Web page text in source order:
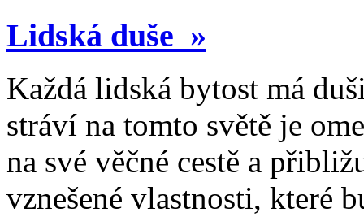
Lidská duše »
Každá lidská bytost má
stráví na tomto světě je
na své věčné cestě a
vznešené vlastnosti, které